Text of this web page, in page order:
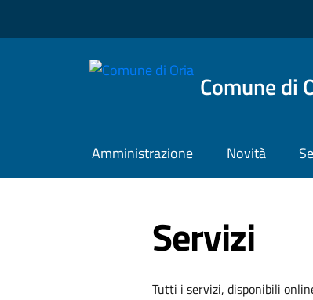
Comune di
Amministrazione Novità
Servizi
Tutti i servizi, disponibili